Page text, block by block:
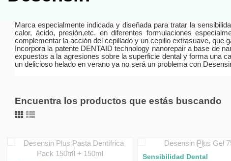
Marca especialmente indicada y diseñada para tratar la
calor, ácido, presión,etc. en diferentes formulaciones
complementar la acción del cepillado y un cepillo extrasuave, que
Incorpora la patente DENTAID technology nanorepair a base de
expuestos a la agresiones sobre la superficie dental y forma una
un delicioso helado en verano ya no será un problema con
Encuentra los productos que estás buscando
Sensibilidad Dental